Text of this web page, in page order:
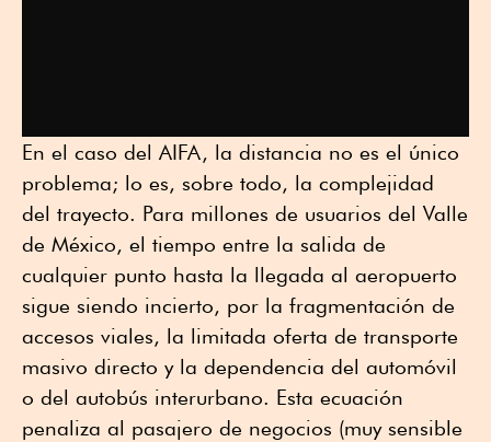
En el caso del AIFA, la distancia no es el único
problema; lo es, sobre todo, la complejidad
del trayecto. Para millones de usuarios del Valle
de México, el tiempo entre la salida de
cualquier punto hasta la llegada al aeropuerto
sigue siendo incierto, por la fragmentación de
accesos viales, la limitada oferta de transporte
masivo directo y la dependencia del automóvil
o del autobús interurbano. Esta ecuación
penaliza al pasajero de negocios (muy sensible